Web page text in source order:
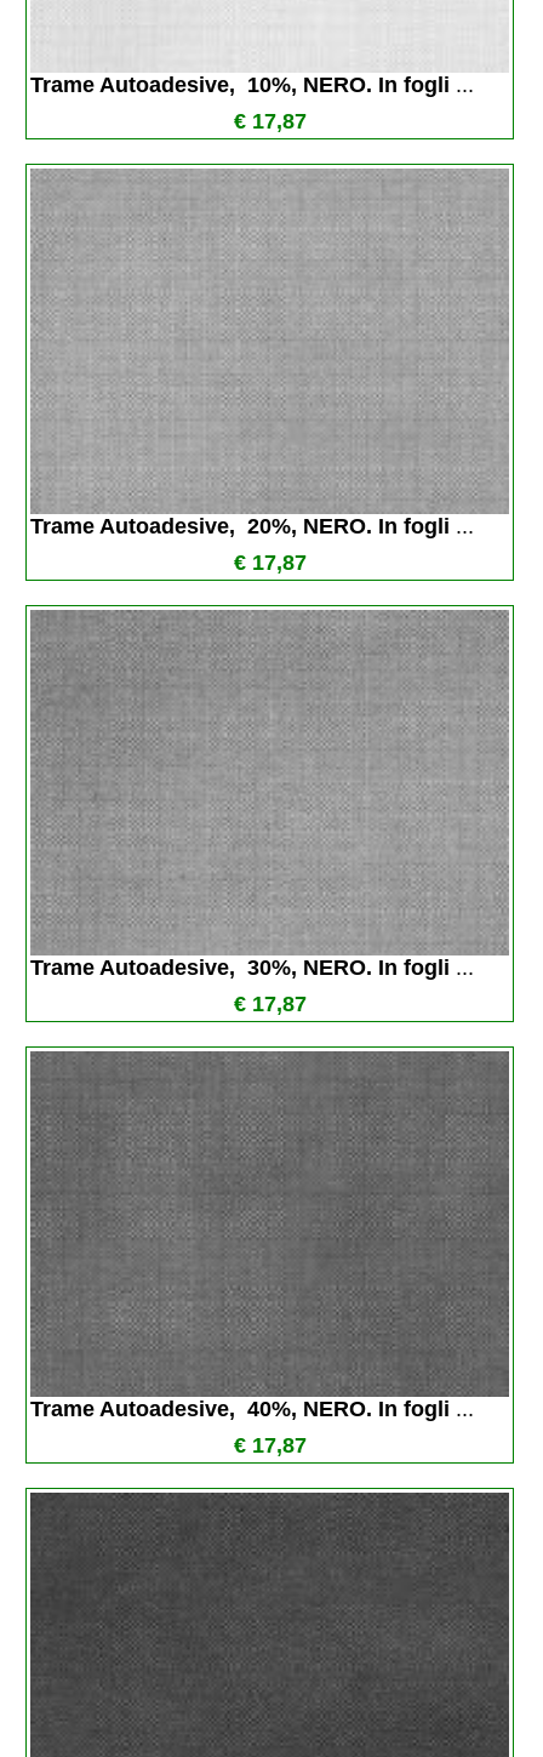
Trame Autoadesive,  10%, NERO. In fogli ...
€ 17,87
Trame Autoadesive,  20%, NERO. In fogli ...
€ 17,87
Trame Autoadesive,  30%, NERO. In fogli ...
€ 17,87
Trame Autoadesive,  40%, NERO. In fogli ...
€ 17,87